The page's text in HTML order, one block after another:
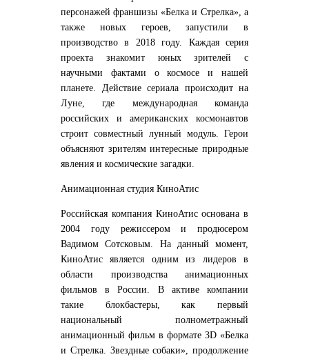
персонажей франшизы «Белка и Стрелка», а
также новых героев, запустили в
производство в 2018 году. Каждая серия
проекта знакомит юных зрителей с
научными фактами о космосе и нашей
планете. Действие сериала происходит на
Луне, где международная команда
российских и американских космонавтов
строит совместный лунный модуль. Герои
объясняют зрителям интересные природные
явления и космические загадки.
Анимационная студия КиноАтис
Российская компания КиноАтис основана в
2004 году режиссером и продюсером
Вадимом Сотсковым. На данный момент,
КиноАтис является одним из лидеров в
области производства анимационных
фильмов в России. В активе компании
такие блокбастеры, как первый
национальный полнометражный
анимационный фильм в формате 3D «Белка
и Стрелка. Звездные собаки», продолжение